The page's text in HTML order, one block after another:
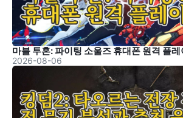
마블 투혼: 파이팅 소울즈 휴대폰 원격 플
2026-08-06